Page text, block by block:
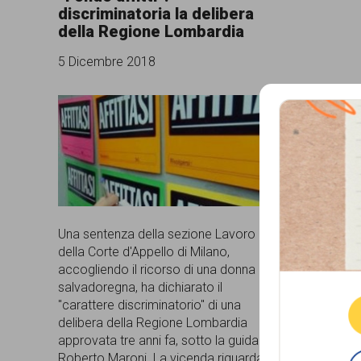
comunicazione
specificamente
al
fenomeno
del
razzismo
da
Lunaria
in
collaborazione
con
discriminatoria la delibera
della Regione Lombardia
5 Dicembre 2018
Una sentenza della sezione Lavoro
della Corte d'Appello di Milano,
accogliendo il ricorso di una donna
salvadoregna, ha dichiarato il
"carattere discriminatorio" di una
delibera della Regione Lombardia
approvata tre anni fa, sotto la guida di